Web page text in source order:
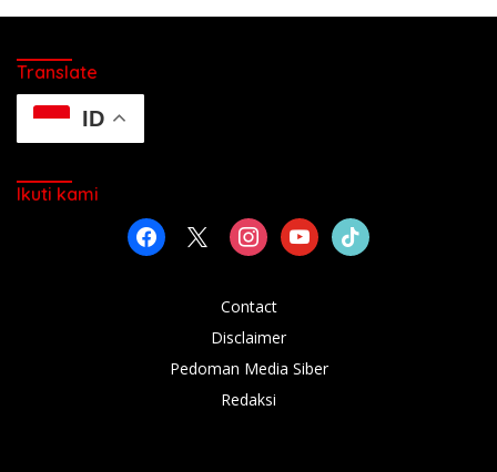
Translate
ID
Ikuti kami
facebook instagramyoutubetiktok
Contact
Disclaimer
Pedoman Media Siber
Redaksi